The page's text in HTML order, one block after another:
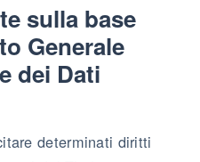
sulla base
Generale
dei Dati
determinati diritti